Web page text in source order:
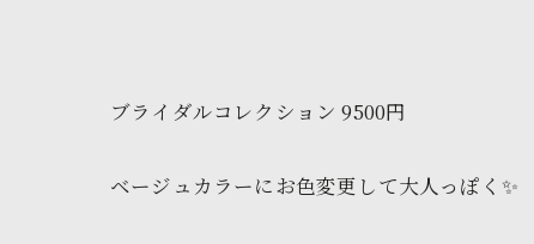
ブライダルコレクション 9500円
ベージュカラーにお色変更して大人っぽく✨